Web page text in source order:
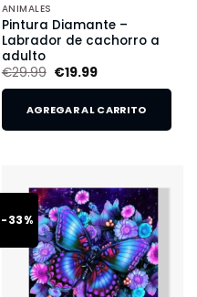
ANIMALES
Pintura Diamante –
Labrador de cachorro a
adulto
€29.99 €19.99
AGREGAR AL CARRITO
-33%